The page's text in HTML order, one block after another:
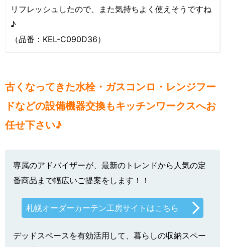
リフレッシュしたので、また気持ちよく使えそうですね
♪
（品番：KEL-C090D36）
古くなってきた水栓・ガスコンロ・レンジフー
ドなどの設備機器交換もキッチンワークスへお
任せ下さい♪
専属のアドバイザーが、最新のトレンドから人気の定
番商品まで幅広いご提案をします！！
札幌オーダーカーテン工房サイトはこちら
デッドスペースを有効活用して、暮らしの収納スペー